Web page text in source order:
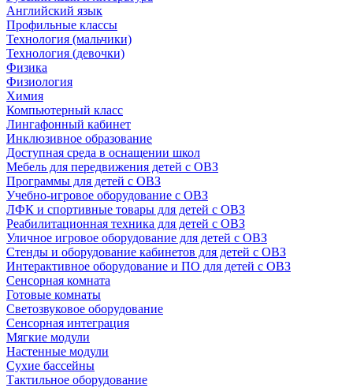
Английский язык
Профильные классы
Технология (мальчики)
Технология (девочки)
Физика
Физиология
Химия
Компьютерный класс
Лингафонный кабинет
Инклюзивное образование
Доступная среда в оснащении школ
Мебель для передвижения детей с ОВЗ
Программы для детей с ОВЗ
Учебно-игровое оборудование с ОВЗ
ЛФК и спортивные товары для детей с ОВЗ
Реабилитационная техника для детей с ОВЗ
Уличное игровое оборудование для детей с ОВЗ
Стенды и оборудование кабинетов для детей с ОВЗ
Интерактивное оборудование и ПО для детей с ОВЗ
Сенсорная комната
Готовые комнаты
Светозвуковое оборудование
Сенсорная интеграция
Мягкие модули
Настенные модули
Сухие бассейны
Тактильное оборудование